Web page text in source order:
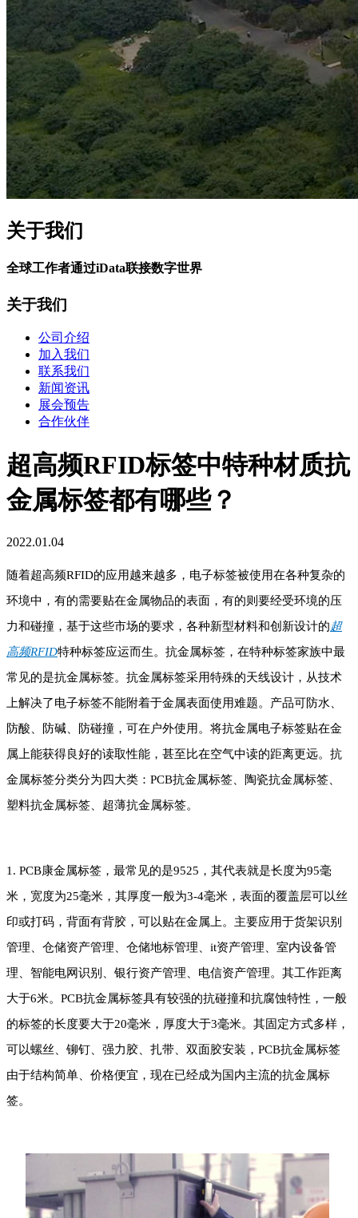
关于我们
全球工作者通过iData联接数字世界
关于我们
公司介绍
加入我们
联系我们
新闻资讯
展会预告
合作伙伴
超高频RFID标签中特种材质抗
金属标签都有哪些？
2022.01.04
随着超高频RFID的应用越来越多，电子标签被使用在各种复杂的
环境中，有的需要贴在金属物品的表面，有的则要经受环境的压
力和碰撞，基于这些市场的要求，各种新型材料和创新设计的超
高频RFID特种标签应运而生。抗金属标签，在特种标签家族中最
常见的是抗金属标签。抗金属标签采用特殊的天线设计，从技术
上解决了电子标签不能附着于金属表面使用难题。产品可防水、
防酸、防碱、防碰撞，可在户外使用。将抗金属电子标签贴在金
属上能获得良好的读取性能，甚至比在空气中读的距离更远。抗
金属标签分类分为四大类：PCB抗金属标签、陶瓷抗金属标签、
塑料抗金属标签、超薄抗金属标签。
1. PCB康金属标签，最常见的是9525，其代表就是长度为95毫
米，宽度为25毫米，其厚度一般为3-4毫米，表面的覆盖层可以丝
印或打码，背面有背胶，可以贴在金属上。主要应用于货架识别
管理、仓储资产管理、仓储地标管理、it资产管理、室内设备管
理、智能电网识别、银行资产管理、电信资产管理。其工作距离
大于6米。PCB抗金属标签具有较强的抗碰撞和抗腐蚀特性，一般
的标签的长度要大于20毫米，厚度大于3毫米。其固定方式多样，
可以螺丝、铆钉、强力胶、扎带、双面胶安装，PCB抗金属标签
由于结构简单、价格便宜，现在已经成为国内主流的抗金属标
签。